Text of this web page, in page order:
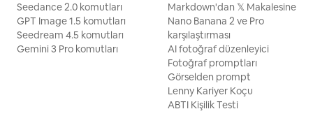
Seedance 2.0 komutları
GPT Image 1.5 komutları
Seedream 4.5 komutları
Gemini 3 Pro komutları
Markdown'dan 𝕏 Makalesine
Nano Banana 2 ve Pro
karşılaştırması
AI fotoğraf düzenleyici
Fotoğraf promptları
Görselden prompt
Lenny Kariyer Koçu
ABTI Kişilik Testi